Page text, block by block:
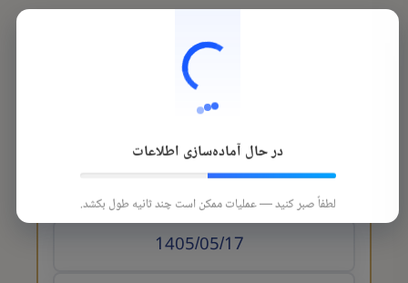
تاريخ الوصول
در حال آماده‌سازی اطلاعات
لطفاً صبر کنید — عملیات ممکن است چند ثانیه طول بکشد.